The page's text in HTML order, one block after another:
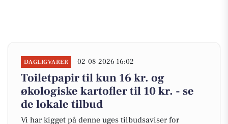
DAGLIGVARER 02-08-2026 16:02
Toiletpapir til kun 16 kr. og
økologiske kartofler til 10 kr. - se
de lokale tilbud
Vi har kigget på denne uges tilbudsaviser for